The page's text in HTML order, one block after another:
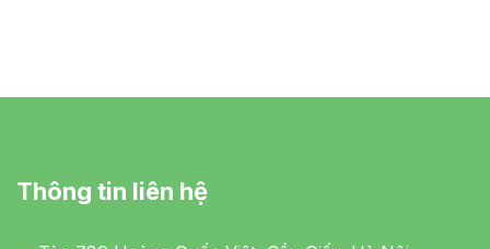
Thông tin liên hệ